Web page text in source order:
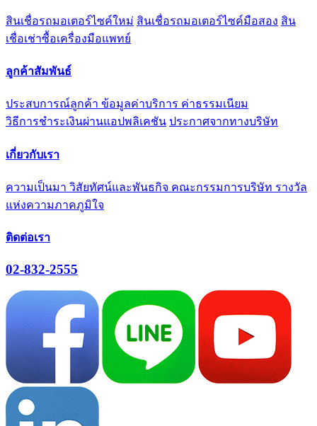
สินเชื่อรถมอเตอร์ไซค์ใหม่ สินเชื่อรถมอเตอร์ไซค์มือสอง สิน
เชื่อเช่าซื้อเครื่องมือแพทย์
ลูกค้าสัมพันธ์
ประสบการณ์ลูกค้า ข้อมูลค่าบริการ ค่าธรรมเนียม
วิธีการชำระเงินผ่านแอปพลิเคชัน ประกาศจากทางบริษัท
เกี่ยวกับเรา
ความเป็นมา วิสัยทัศน์และพันธกิจ คณะกรรมการบริษัท รางวัล
แห่งความภาคภูมิใจ
ติดต่อเรา
02-832-2555